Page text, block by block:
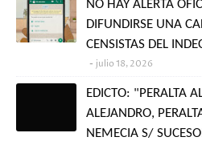
NO HAY ALERTA
DIFUNDIRSE UNA
CENSISTAS DEL
julio 18, 2026
EDICTO: "PERALTA
ALEJANDRO,
NEMECIA S/